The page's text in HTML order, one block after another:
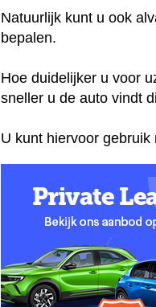
Natuurlijk kunt u ook
bepalen.
Hoe duidelijker u voor
sneller u de auto vindt
U kunt hiervoor